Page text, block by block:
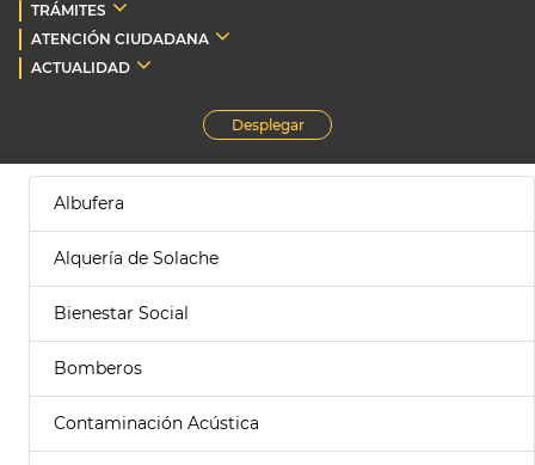
TRÁMITES
ATENCIÓN CIUDADANA
ACTUALIDAD
Desplegar
Albufera
Alquería de Solache
Bienestar Social
Bomberos
Contaminación Acústica